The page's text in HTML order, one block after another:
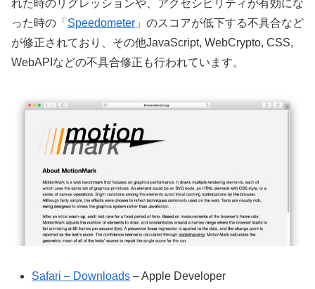
れた時のリグレッションや、アクセシビリティが有効にな
った時の「 Speedometer 」のスコアが低下する不具合など
が修正されており、その他JavaScript, WebCrypto, CSS,
WebAPIなどの不具合修正も行われています。
Safari – Downloads – Apple Developer